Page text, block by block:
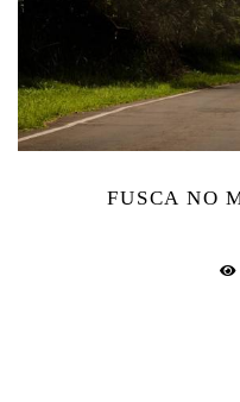
FUSCA NO